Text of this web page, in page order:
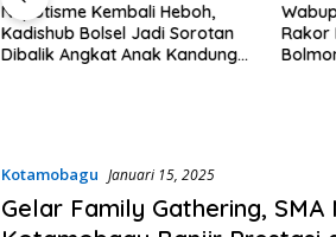
Nepotisme Kembali Heboh,
Kadishub Bolsel Jadi Sorotan
Dibalik Angkat Anak Kandung
Rakor
Kotamobagu Januari 15, 2025
Gelar Family Gathering, SMA